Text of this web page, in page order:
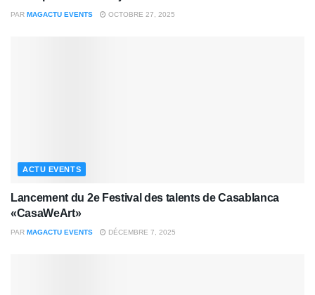
PAR MAGACTU EVENTS OCTOBRE 27, 2025
ACTU EVENTS
Lancement du 2e Festival des talents de Casablanca
«CasaWeArt»
PAR MAGACTU EVENTS DÉCEMBRE 7, 2025